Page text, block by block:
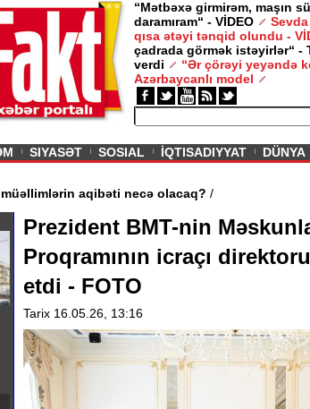
“Mətbəxə girmirəm, maşın
daramıram“ - VİDEO
qısa ətəyi tənqid olundu -
çadrada görmək istəyirlər“ -
verdi
“Ər çörəyi yeyəndə
Azərbaycanlı model
SIYASƏT SOSIAL İQTISADIYYAT DÜNYA
- Şagird və müəllimlərin aqibəti necə olacaq?
Prezident BMT-nin
Proqramının icraçı
etdi - FOTO
Tarix 16.05.26, 13:16